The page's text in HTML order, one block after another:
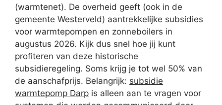
(warmtenet). De overheid geeft (ook in de
gemeente Westerveld) aantrekkelijke subsidies
voor warmtepompen en zonneboilers in
augustus 2026. Kijk dus snel hoe jij kunt
profiteren van deze historische
subsidieregeling. Soms krijg je tot wel 50% van
de aanschafprijs. Belangrijk: subsidie
warmtepomp Darp is alleen aan te vragen voor